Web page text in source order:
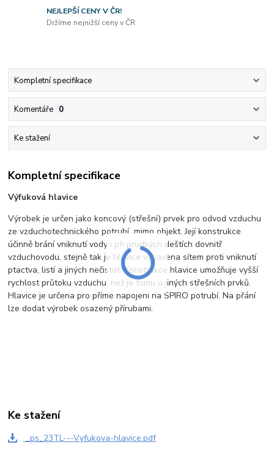
NEJLEPŠÍ CENY V ČR!
Držíme nejnižší ceny v ČR
Kompletní specifikace
Komentáře 0
Ke stažení
Kompletní specifikace
Výfuková hlavice
Výrobek je určen jako koncový (střešní) prvek pro odvod vzduchu
ze vzduchotechnického potrubí mimo objekt. Její konstrukce
účinně brání vniknutí vody i při prudkých deštích dovnitř
vzduchovodu, stejně tak je hlavice vybavena sítem proti vniknutí
ptactva, listí a jiných nečistot. Konstrukce hlavice umožňuje vyšší
rychlost průtoku vzduchu, než je tomu u jiných střešních prvků.
Hlavice je určena pro přímé napojení na SPIRO potrubí. Na přání
lze dodat výrobek osazený přírubami.
Ke stažení
_ps_23TL---Vyfukova-hlavice.pdf